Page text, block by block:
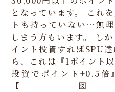
となっています。
これ
トも持っていない…無
しまう方もいます。
し
イント投資すればSPU達
ら、これは『1ポイント
投資でポイント+0.5倍
【